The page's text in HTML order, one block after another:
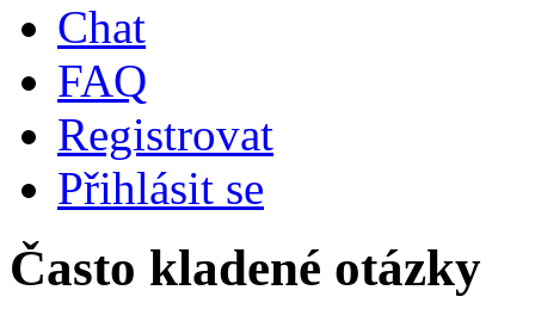
Chat
FAQ
Registrovat
Přihlásit se
Často kladené otázky